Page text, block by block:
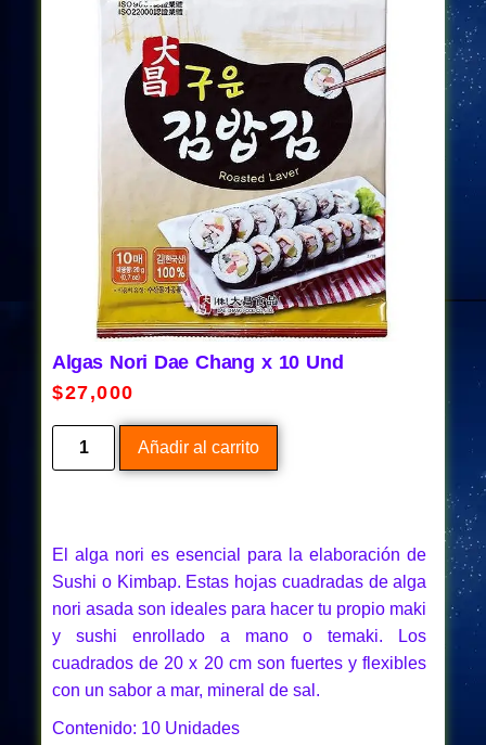
Algas Nori Dae Chang x 10 Und
$27,000
Añadir al carrito
El alga nori es esencial para la elaboración de
Sushi o Kimbap. Estas hojas cuadradas de alga
nori asada son ideales para hacer tu propio maki
y sushi enrollado a mano o temaki. Los
cuadrados de 20 x 20 cm son fuertes y flexibles
con un sabor a mar, mineral de sal.
Contenido: 10 Unidades